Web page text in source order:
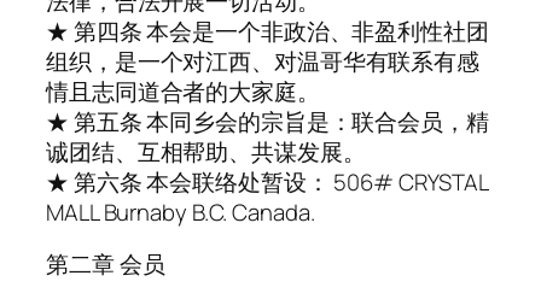
★ 第四条 本会是一个非政治、非盈利性社团
组织，是一个对江西、对温哥华有联系有感
情且志同道合者的大家庭。
★ 第五条 本同乡会的宗旨是：联合会员，精
诚团结、互相帮助、共谋发展。
★ 第六条 本会联络处暂设： 506# CRYSTAL
MALL Burnaby B.C. Canada.
第二章 会员